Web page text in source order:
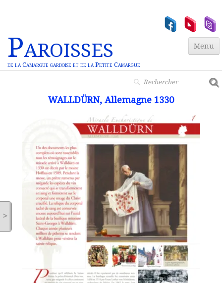
Paroisses
de la Camargue gardoise et de la Petite Camargue
Menu
Jeunesse▼
Vie Chrétienne
Miracles Euchar.
>
WALLDÜRN, Allemagne 1330